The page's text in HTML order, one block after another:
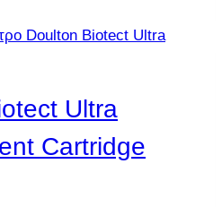
Ultra
Cartridge